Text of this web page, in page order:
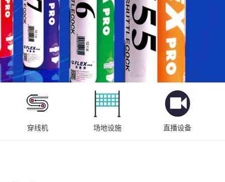
穿线机 场地设施 直播设备